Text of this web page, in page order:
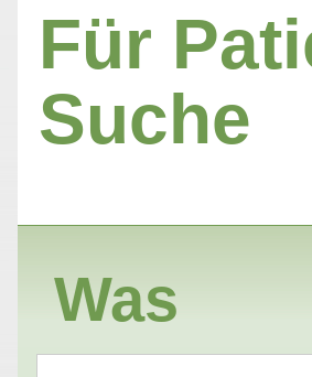
Für
Suche
Was